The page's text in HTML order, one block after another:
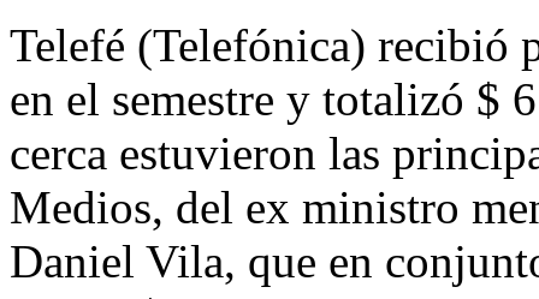
Telefé (Telefónica) recibió
en el semestre y totalizó $
cerca estuvieron las
Medios, del ex ministro
Daniel Vila, que en